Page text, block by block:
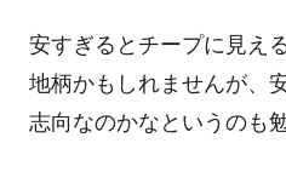
安すぎるとチープに見え
地柄かもしれませんが、
志向なのかなというのも